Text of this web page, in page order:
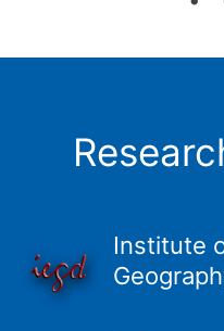
Institute